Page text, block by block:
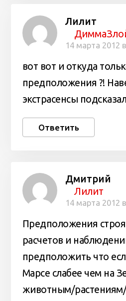
Лилит
14 марта 2012
вот вот и откуда
предположения ?!
экстрасенсы
Ответить
Дмитрий
Лилит
14 марта 2012
Предположения
расчетов и
предположить что
Марсе слабее чем на
животным/